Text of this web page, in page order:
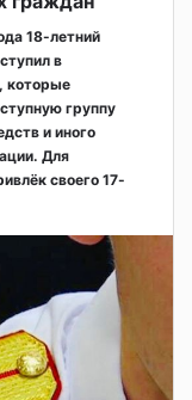
18-летний
в
которые
группу
и иного
Для
своего 17-